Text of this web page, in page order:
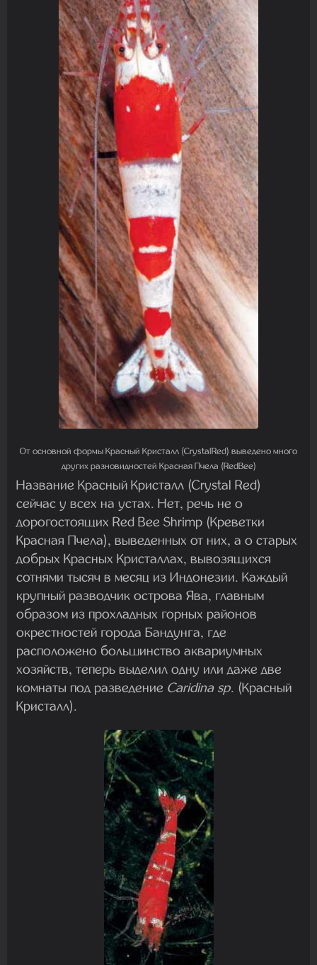
От основной формы Красный Кристалл (CrystalRed) выведено много
других разновидностей Красная Пчела (RedBee)
Название Красный Кристалл (Crystal Red)
сейчас у всех на устах. Нет, речь не о
дорогостоящих Red Bee Shrimp (Креветки
Красная Пчела), выведенных от них, а о старых
добрых Красных Кристаллах, вывозящихся
сотнями тысяч в месяц из Индонезии. Каждый
крупный разводчик острова Ява, главным
образом из прохладных горных районов
окрестностей города Бандунга, где
расположено большинство аквариумных
хозяйств, теперь выделил одну или даже две
комнаты под разведение Caridina sp. (Красный
Кристалл).